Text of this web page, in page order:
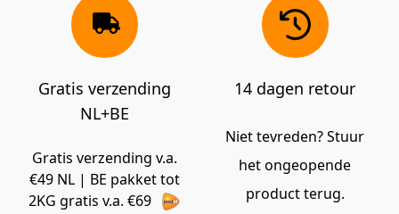
Gratis verzending
NL+BE
Gratis verzending v.a.
€49 NL | BE pakket tot
2KG gratis v.a. €69
14 dagen retour
Niet tevreden? Stuur
het ongeopende
product terug.